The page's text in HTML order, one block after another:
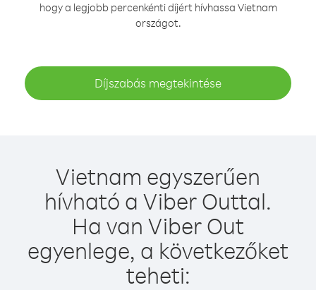
hogy a legjobb percenkénti díjért hívhassa Vietnam
országot.
Díjszabás megtekintése
Vietnam egyszerűen
hívható a Viber Outtal.
Ha van Viber Out
egyenlege, a következőket
teheti: